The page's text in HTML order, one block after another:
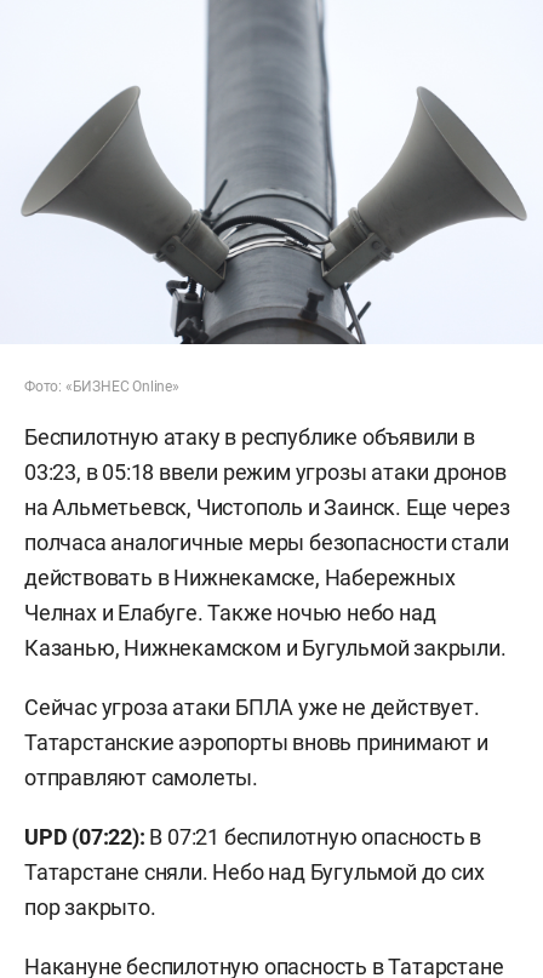
Фото: «БИЗНЕС Online»
Беспилотную атаку в республике объявили в
03:23, в 05:18 ввели режим угрозы атаки дронов
на Альметьевск, Чистополь и Заинск. Еще через
полчаса аналогичные меры безопасности стали
действовать в Нижнекамске, Набережных
Челнах и Елабуге. Также ночью небо над
Казанью, Нижнекамском и Бугульмой закрыли.
Сейчас угроза атаки БПЛА уже не действует.
Татарстанские аэропорты вновь принимают и
отправляют самолеты.
UPD (07:22): В 07:21 беспилотную опасность в
Татарстане сняли. Небо над Бугульмой до сих
пор закрыто.
Накануне беспилотную опасность в Татарстане